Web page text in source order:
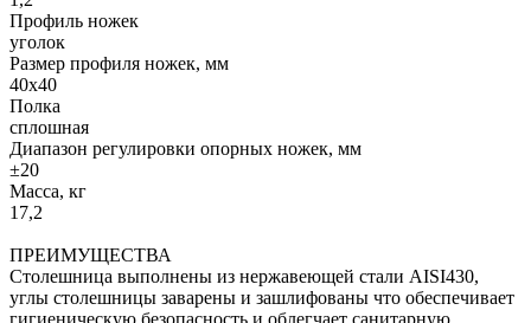
Профиль ножек
уголок
Размер профиля ножек, мм
40х40
Полка
сплошная
Диапазон регулировки опорных ножек, мм
±20
Масса, кг
17,2
ПРЕИМУЩЕСТВА
Столешница выполнены из нержавеющей стали AISI430,
углы столешницы заварены и зашлифованы что обеспечивает
гигиеническую безопасность и облегчает санитарную